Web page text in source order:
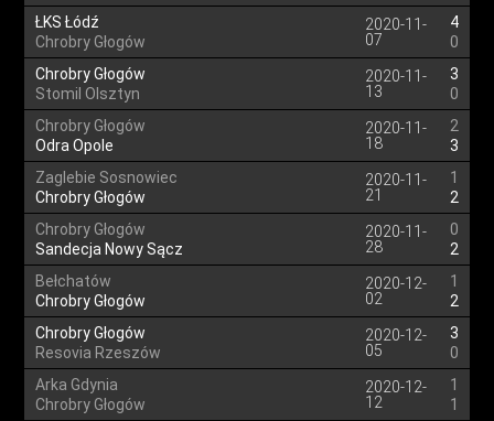
ŁKS Łódź
Chrobry Głogów
2020-11-
07
4
0
Chrobry Głogów
Stomil Olsztyn
2020-11-
13
3
0
Chrobry Głogów
Odra Opole
2020-11-
18
2
3
Zaglebie Sosnowiec
Chrobry Głogów
2020-11-
21
1
2
Chrobry Głogów
Sandecja Nowy Sącz
2020-11-
28
0
2
Bełchatów
Chrobry Głogów
2020-12-
02
1
2
Chrobry Głogów
Resovia Rzeszów
2020-12-
05
3
0
Arka Gdynia
Chrobry Głogów
2020-12-
12
1
1